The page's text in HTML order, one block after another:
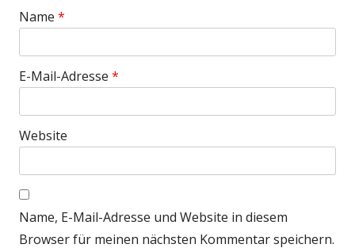
Name *
E-Mail-Adresse *
Website
Name, E-Mail-Adresse und Website in diesem
Browser für meinen nächsten Kommentar speichern.